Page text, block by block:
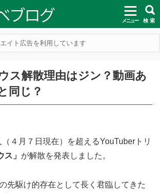
メニュー 検 索
イト広告を利用しています
ス解散理由はジン？動画あ
同じ？
４月７日現在）を超えるYouTuberトリ
ス」 が解散を発表しました。
先駆け的存在として長く君臨してきた